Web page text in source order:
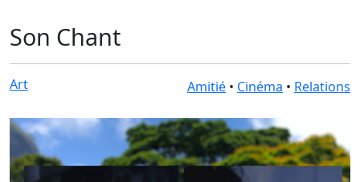
Son Chant
Art Amitié • Cinéma • Relations